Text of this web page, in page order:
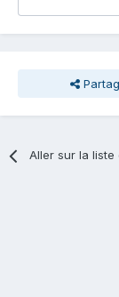
Aller sur la liste